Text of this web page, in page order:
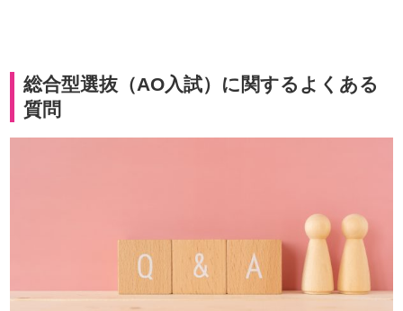
総合型選抜（AO入試）に関するよくある
質問